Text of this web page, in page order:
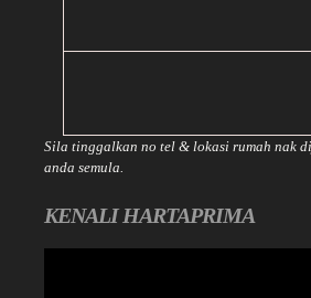
Sila tinggalkan no tel & lokasi rumah nak
anda semula.
KENALI HARTAPRIMA